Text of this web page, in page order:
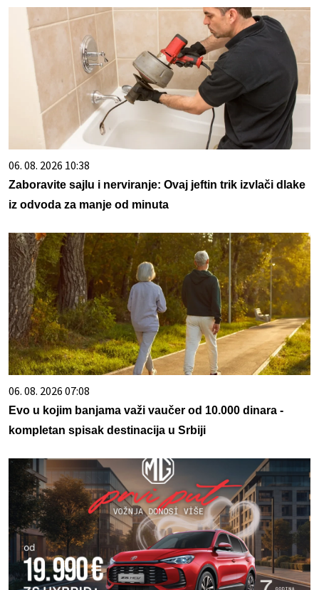
06. 08. 2026 10:38
Zaboravite sajlu i nerviranje: Ovaj jeftin trik izvlači dlake
iz odvoda za manje od minuta
06. 08. 2026 07:08
Evo u kojim banjama važi vaučer od 10.000 dinara -
kompletan spisak destinacija u Srbiji